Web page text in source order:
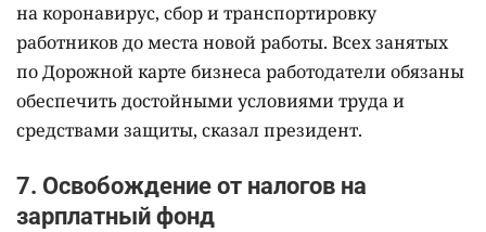
на коронавирус, сбор и транспортировку
работников до места новой работы. Всех занятых
по Дорожной карте бизнеса работодатели обязаны
обеспечить достойными условиями труда и
средствами защиты, сказал президент.
7. Освобождение от налогов на
зарплатный фонд